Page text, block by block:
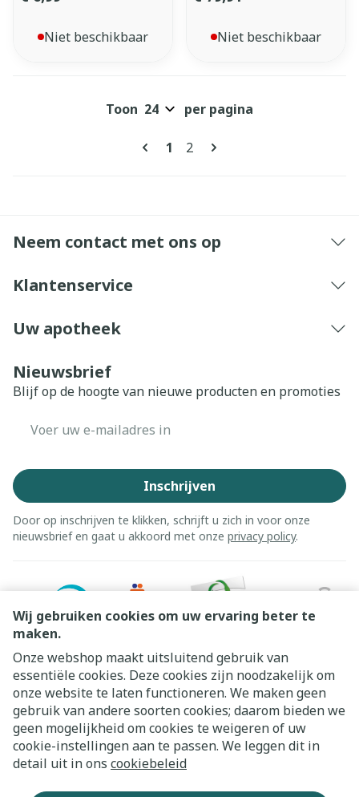
Wij gebruiken cookies om uw ervaring beter te
maken.
Onze webshop maakt uitsluitend gebruik van
essentiële cookies. Deze cookies zijn noodzakelijk om
onze website te laten functioneren. We maken geen
gebruik van andere soorten cookies; daarom bieden we
geen mogelijkheid om cookies te weigeren of uw
cookie-instellingen aan te passen. We leggen dit in
detail uit in ons cookiebeleid
Niet beschikbaar Niet beschikbaar
Pagina's
U lees momenteel pagina
1 Pagina
2
Toon per pagina
Neem contact met ons op
Klantenservice
Uw apotheek
Nieuwsbrief
Blijf op de hoogte van nieuwe producten en promoties
Inschrijven
Door op inschrijven te klikken, schrijft u zich in voor onze
nieuwsbrief en gaat u akkoord met onze privacy policy.
Juridische links